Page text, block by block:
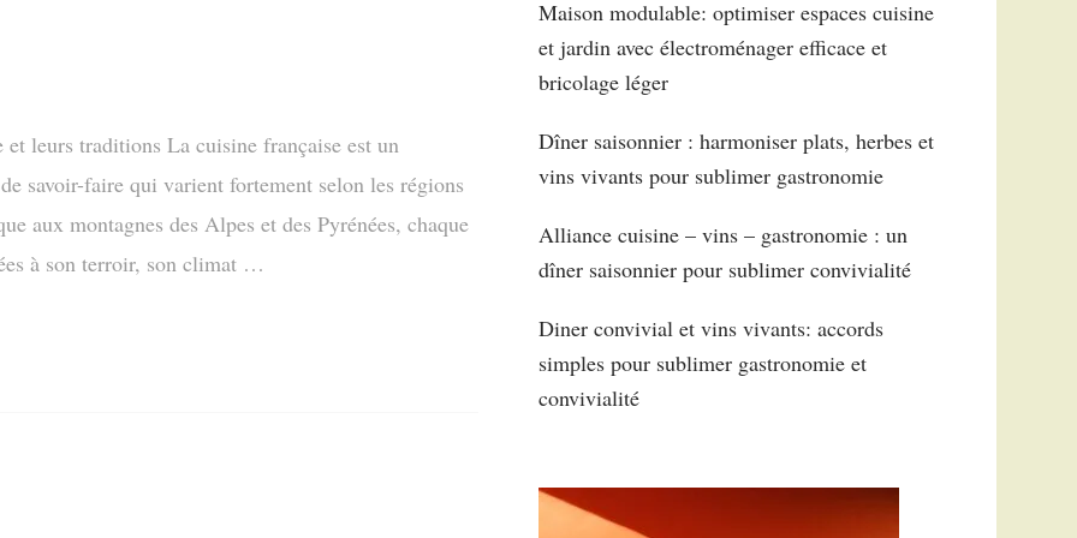
et leurs traditions La cuisine française est un
savoir-faire qui varient fortement selon les régions
aux montagnes des Alpes et des Pyrénées, chaque
à son terroir, son climat …
Maison modulable: optimiser espaces cuisine
et jardin avec électroménager efficace et
bricolage léger
Dîner saisonnier : harmoniser plats, herbes et
vins vivants pour sublimer gastronomie
Alliance cuisine – vins – gastronomie : un
dîner saisonnier pour sublimer convivialité
Diner convivial et vins vivants: accords
simples pour sublimer gastronomie et
convivialité